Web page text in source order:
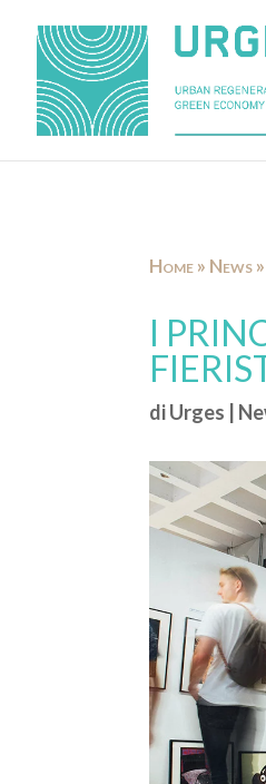
Home» News»
I
diUrges